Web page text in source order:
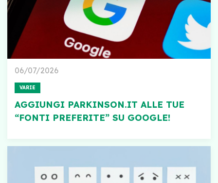
06/07/2026
VARIE
AGGIUNGI PARKINSON.IT ALLE TUE
“FONTI PREFERITE” SU GOOGLE!